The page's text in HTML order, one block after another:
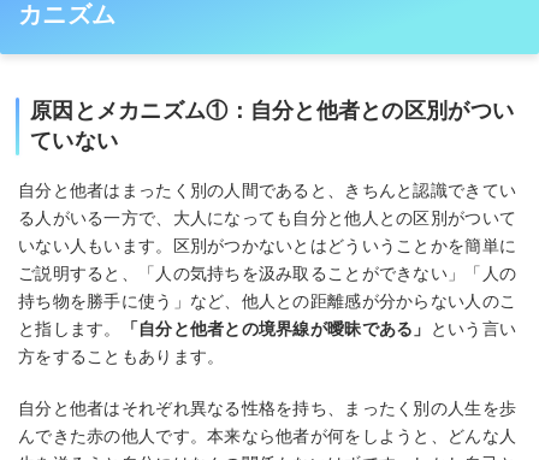
カニズム
原因とメカニズム①：自分と他者との区別がつい
ていない
自分と他者はまったく別の人間であると、きちんと認識できてい
る人がいる一方で、大人になっても自分と他人との区別がついて
いない人もいます。区別がつかないとはどういうことかを簡単に
ご説明すると、「人の気持ちを汲み取ることができない」「人の
持ち物を勝手に使う」など、他人との距離感が分からない人のこ
と指します。
「自分と他者との境界線が曖昧である」
という言い
方をすることもあります。
自分と他者はそれぞれ異なる性格を持ち、まったく別の人生を歩
んできた赤の他人です。本来なら他者が何をしようと、どんな人